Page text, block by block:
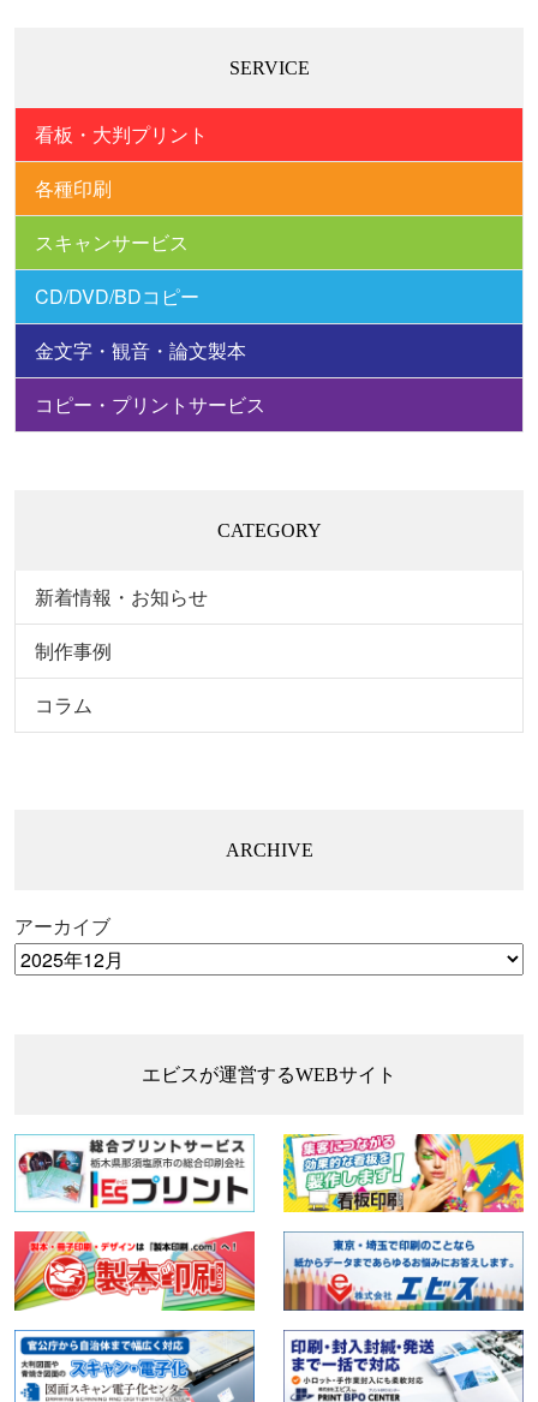
SERVICE
看板・大判プリント
各種印刷
スキャンサービス
CD/DVD/BDコピー
金文字・観音・論文製本
コピー・プリントサービス
CATEGORY
新着情報・お知らせ
制作事例
コラム
ARCHIVE
アーカイブ
エビスが運営するWEBサイト